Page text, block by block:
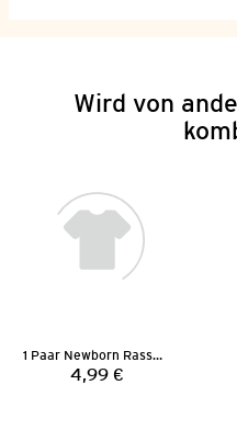
Wird von
1 Paar Newborn Rasselsöckchen
Preis:
4,99 €